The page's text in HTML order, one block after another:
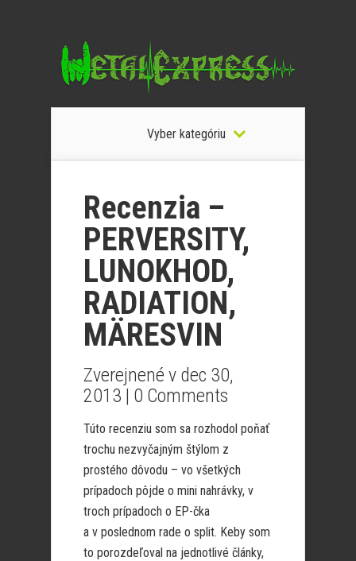
Vyber kategóriu
Recenzia –
PERVERSITY,
LUNOKHOD,
RADIATION,
MÄRESVIN
Zverejnené v dec 30,
2013 | 0 Comments
Túto recenziu som sa rozhodol poňať
trochu nezvyčajným štýlom z
prostého dôvodu – vo všetkých
prípadoch pôjde o mini nahrávky, v
troch prípadoch o EP-čka
a v poslednom rade o split. Keby som
to porozdeľoval na jednotlivé články,